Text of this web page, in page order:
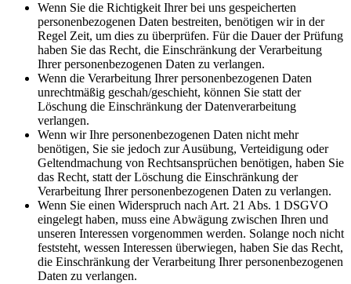
Wenn Sie die Richtigkeit Ihrer bei uns gespeicherten
personenbezogenen Daten bestreiten, benötigen wir in der
Regel Zeit, um dies zu überprüfen. Für die Dauer der Prüfung
haben Sie das Recht, die Einschränkung der Verarbeitung
Ihrer personenbezogenen Daten zu verlangen.
Wenn die Verarbeitung Ihrer personenbezogenen Daten
unrechtmäßig geschah/geschieht, können Sie statt der
Löschung die Einschränkung der Datenverarbeitung
verlangen.
Wenn wir Ihre personenbezogenen Daten nicht mehr
benötigen, Sie sie jedoch zur Ausübung, Verteidigung oder
Geltendmachung von Rechtsansprüchen benötigen, haben Sie
das Recht, statt der Löschung die Einschränkung der
Verarbeitung Ihrer personenbezogenen Daten zu verlangen.
Wenn Sie einen Widerspruch nach Art. 21 Abs. 1 DSGVO
eingelegt haben, muss eine Abwägung zwischen Ihren und
unseren Interessen vorgenommen werden. Solange noch nicht
feststeht, wessen Interessen überwiegen, haben Sie das Recht,
die Einschränkung der Verarbeitung Ihrer personenbezogenen
Daten zu verlangen.